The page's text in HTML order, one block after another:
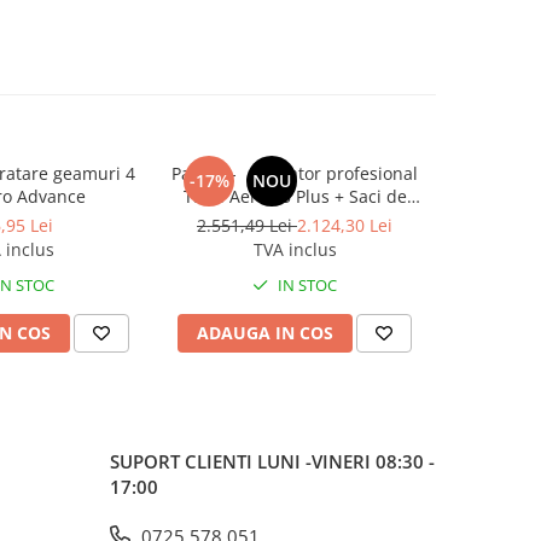
geamuri 4
Advance
Lei
inclus
STOC
COS
-17% NOU
Pachet - Aspirator profesional
Taski Aero 15 Plus + Saci de
praf din hartie Taski Aero10
bucati/set
2.551,49 Lei2.124,30 Lei
TVA inclus
IN STOC
ADAUGA IN COS
SUPORT CLIENTI LUNI -VINERI 08:30 -
17:00
0725 578 051